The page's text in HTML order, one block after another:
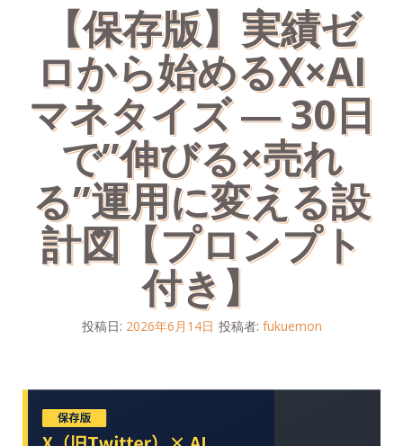
【保存版】実績ゼ
ロから始めるX×AI
マネタイズ ― 30日
で”伸びる×売れ
る”運用に変える設
計図【プロンプト
付き】
投稿日: 2026年6月14日 投稿者: fukuemon